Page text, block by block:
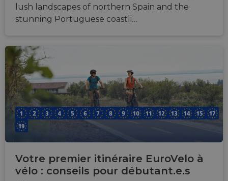
lush landscapes of northern Spain and the
stunning Portuguese coastli…
Votre premier itinéraire EuroVelo à
vélo : conseils pour débutant.e.s